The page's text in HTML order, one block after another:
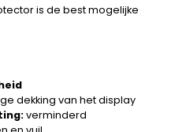
is de best mogelijke
dekking van het display
verminderd